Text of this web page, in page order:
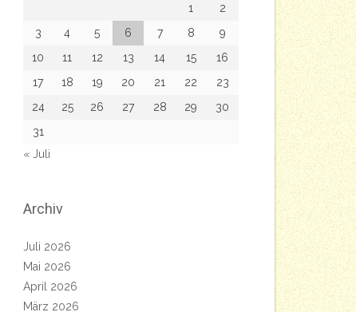
1
2
3
4 5 6 7 8
9
10
11 12 13 14 15
16
17
18 19 20 21 22
23
24
25 26 27 28 29
30
31
« Juli
Archiv
Juli 2026
Mai 2026
April 2026
März 2026